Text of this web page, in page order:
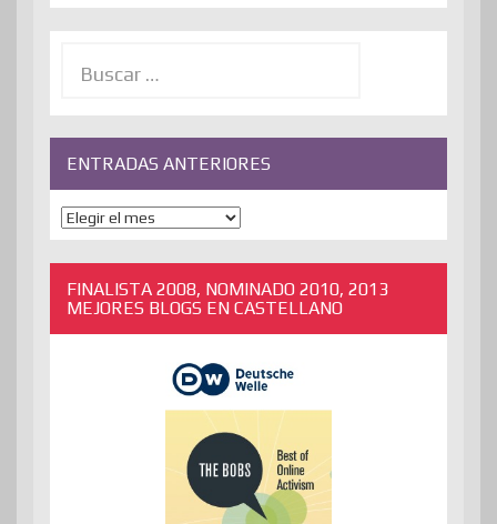
ENTRADAS ANTERIORES
ENTRADAS
ANTERIORES
FINALISTA 2008, NOMINADO 2010, 2013
MEJORES BLOGS EN CASTELLANO